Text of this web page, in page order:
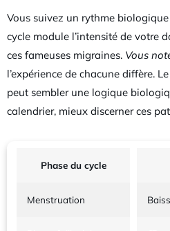
Vous suivez un rythme
cycle module l’intensité de votre
ces fameuses migraines. Vous
l’expérience de chacune diffère.
peut sembler une logique
calendrier, mieux discerner ces
Phase du cycle
Menstruation